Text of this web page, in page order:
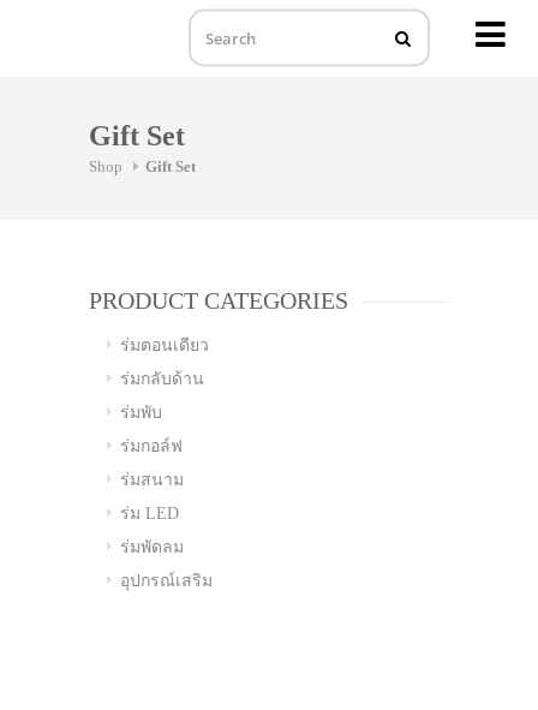
Gift Set
Shop Gift Set
PRODUCT CATEGORIES
ร่มตอนเดียว
ร่มกลับด้าน
ร่มพับ
ร่มกอล์ฟ
ร่มสนาม
ร่ม LED
ร่มพัดลม
อุปกรณ์เสริม